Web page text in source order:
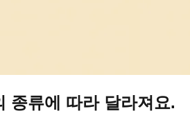
종류에 따라 달라져요.